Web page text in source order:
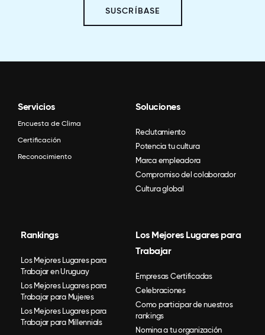
SUSCRÍBASE
Servicios
Encuesta de Clima
Certificación
Reconocimiento
Soluciones
Reclutamiento
Potencia tu cultura
Marca empleadora
Compromiso del colaborador
Cultura global
Rankings
Los Mejores Lugares para
Trabajar en Uruguay
Los Mejores Lugares para
Trabajar para Mujeres
Los Mejores Lugares para
Trabajar para Millennials
Los Mejores Lugares para
Trabajar
Empresas Certificadas
Celebraciones
Como participar de nuestros
rankings
Nomina a tu organización